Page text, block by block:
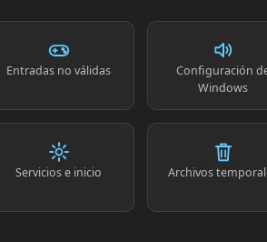
Entradas no válidas
Configuración
Windows
Servicios e inicio Archivos